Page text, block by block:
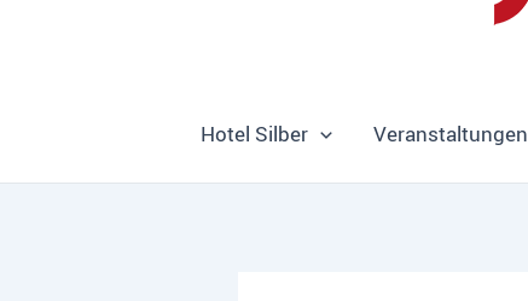
Hotel Silber Veranstaltungen